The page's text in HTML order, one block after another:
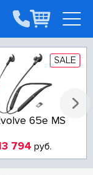
SALE
65e MS
794 руб.